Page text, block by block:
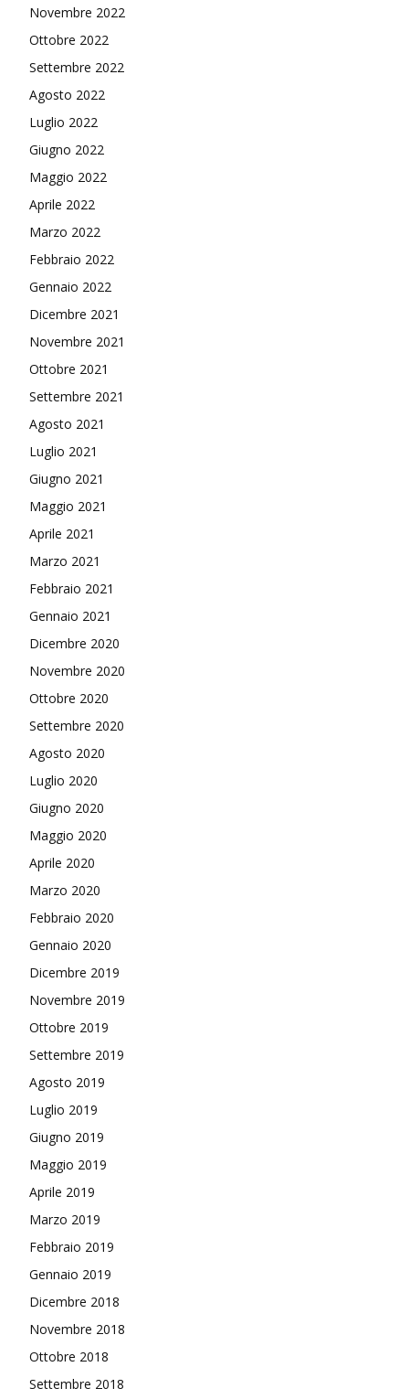
Novembre 2022
Ottobre 2022
Settembre 2022
Agosto 2022
Luglio 2022
Giugno 2022
Maggio 2022
Aprile 2022
Marzo 2022
Febbraio 2022
Gennaio 2022
Dicembre 2021
Novembre 2021
Ottobre 2021
Settembre 2021
Agosto 2021
Luglio 2021
Giugno 2021
Maggio 2021
Aprile 2021
Marzo 2021
Febbraio 2021
Gennaio 2021
Dicembre 2020
Novembre 2020
Ottobre 2020
Settembre 2020
Agosto 2020
Luglio 2020
Giugno 2020
Maggio 2020
Aprile 2020
Marzo 2020
Febbraio 2020
Gennaio 2020
Dicembre 2019
Novembre 2019
Ottobre 2019
Settembre 2019
Agosto 2019
Luglio 2019
Giugno 2019
Maggio 2019
Aprile 2019
Marzo 2019
Febbraio 2019
Gennaio 2019
Dicembre 2018
Novembre 2018
Ottobre 2018
Settembre 2018